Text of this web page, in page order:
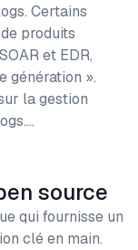
Certains
produits
et EDR,
génération ».
la gestion
source
qui fournisse un
clé en main.